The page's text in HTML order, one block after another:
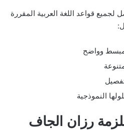
قواعد اللغة العربية المقررة
مبسط وواضح
النموذجية
رزان الجاف